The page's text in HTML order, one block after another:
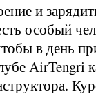
и
особый
в день